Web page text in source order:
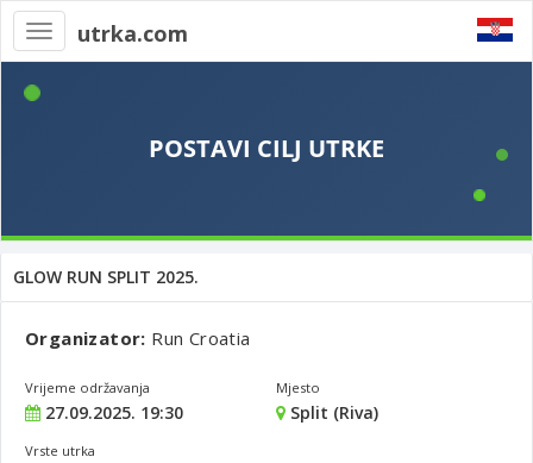
Toggle
navigation
utrka.com
GLOW RUN SPLIT 2025.
Organizator: Run Croatia
Vrijeme održavanja
27.09.2025. 19:30
Mjesto
Split (Riva)
Vrste utrka